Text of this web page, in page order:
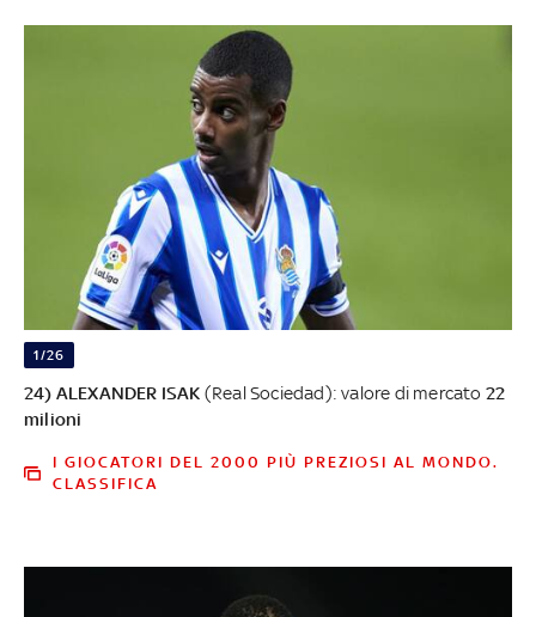
1/26
24) ALEXANDER ISAK (Real Sociedad): valore di mercato 22
milioni
I GIOCATORI DEL 2000 PIÙ PREZIOSI AL MONDO.
CLASSIFICA